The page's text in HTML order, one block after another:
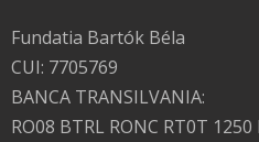
Fundatia Bartók Béla
CUI: 7705769
BANCA TRANSILVANIA:
RO08 BTRL RONC RT0T 1250